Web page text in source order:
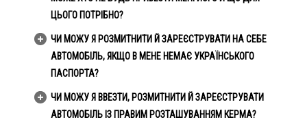
ЦЬОГО ПОТРІБНО?
ЧИ МОЖУ Я РОЗМИТНИТИ Й ЗАРЕЄСТРУВАТИ НА СЕБЕ
АВТОМОБІЛЬ, ЯКЩО В МЕНЕ НЕМАЄ УКРАЇНСЬКОГО
ПАСПОРТА?
ЧИ МОЖУ Я ВВЕЗТИ, РОЗМИТНИТИ Й ЗАРЕЄСТРУВАТИ
АВТОМОБІЛЬ ІЗ ПРАВИМ РОЗТАШУВАННЯМ КЕРМА?